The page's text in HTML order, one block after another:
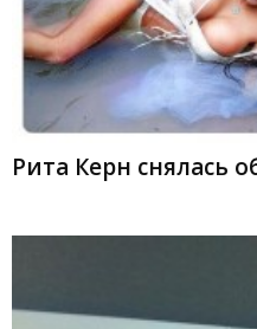
Рита Керн снялась